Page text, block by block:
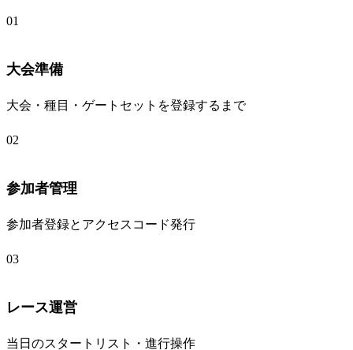
01
大会準備
大会・種目・ゲートセットを登録するまで
02
参加者管理
参加者登録とアクセスコード発行
03
レース運営
当日のスタートリスト・進行操作